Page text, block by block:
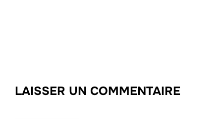
LAISSER UN COMMENTAIRE